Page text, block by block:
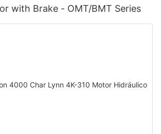
with Brake - OMT/BMT Series